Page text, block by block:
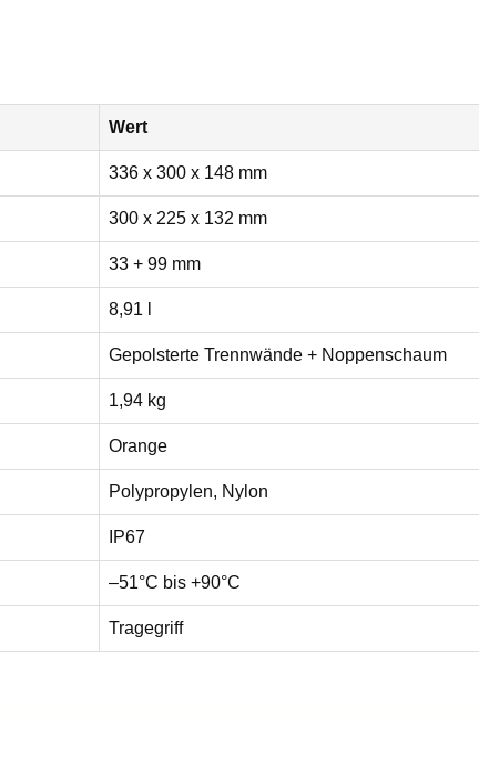
Wert
336 x 300 x 148 mm
300 x 225 x 132 mm
33 + 99 mm
8,91 l
Gepolsterte Trennwände + Noppenschaum
1,94 kg
Orange
Polypropylen, Nylon
IP67
–51°C bis +90°C
Tragegriff